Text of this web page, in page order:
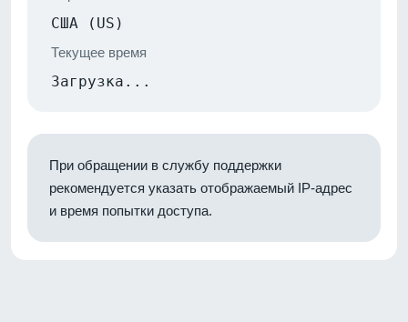
США (US)
Текущее время
Загрузка...
При обращении в службу поддержки
рекомендуется указать отображаемый IP-адрес
и время попытки доступа.